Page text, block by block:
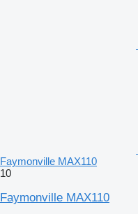
Faymonville MAX110
10
Faymonville MAX110